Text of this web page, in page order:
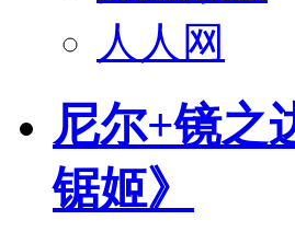
人人网
尼尔+镜之
锯姬》